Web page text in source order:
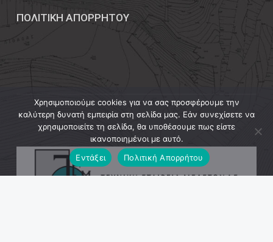
ΠΟΛΙΤΙΚΗ ΑΠΟΡΡΗΤΟΥ
Χρησιμοποιούμε cookies για να σας προσφέρουμε την
καλύτερη δυνατή εμπειρία στη σελίδα μας. Εάν συνεχίσετε να
χρησιμοποιείτε τη σελίδα, θα υποθέσουμε πως είστε
ικανοποιημένοι με αυτό.
Εντάξει
Πολιτική Απορρήτου